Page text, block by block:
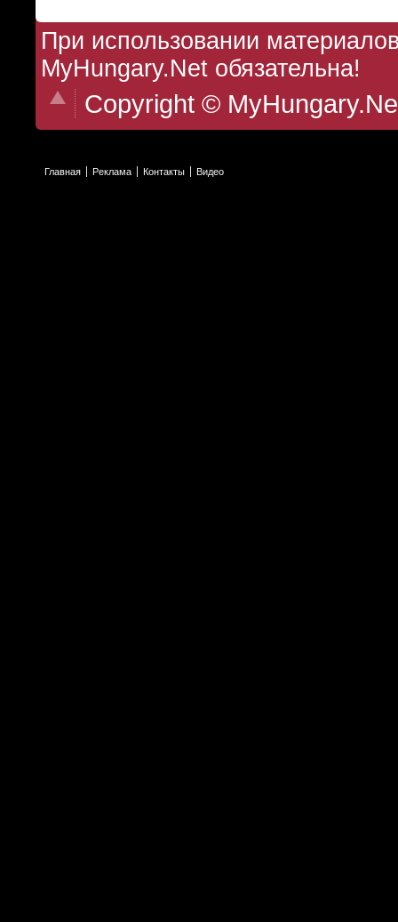
При использовании
MyHungary.Net обязательна!
Copyright ©
Главная Реклама Контакты Видео